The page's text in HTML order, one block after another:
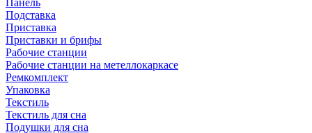
Панель
Подставка
Приставка
Приставки и брифы
Рабочие станции
Рабочие станции на метеллокаркасе
Ремкомплект
Упаковка
Текстиль
Текстиль для сна
Подушки для сна